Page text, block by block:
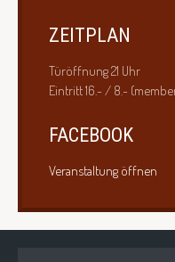
ZEITPLAN
Türöffnung 21 Uhr
Eintritt 16.- / 8.-
FACEBOOK
Veranstaltung öffnen